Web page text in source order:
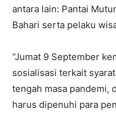
antara lain: Pantai
Bahari serta pelaku
“Jumat 9 September
sosialisasi terkait
tengah masa pandemi,
harus dipenuhi para